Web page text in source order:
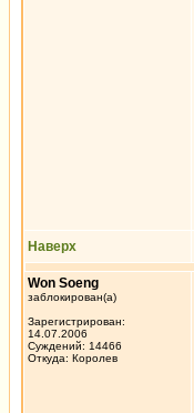
Наверх
Won Soeng
заблокирован(а)
Зарегистрирован:
14.07.2006
Суждений: 14466
Откуда: Королев